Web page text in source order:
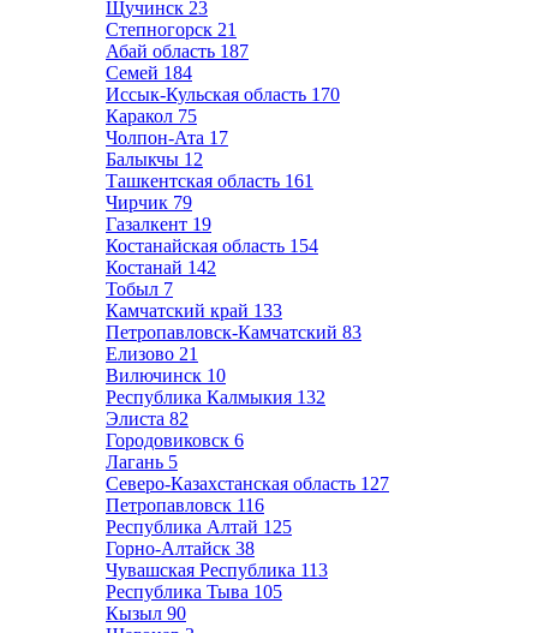
Щучинск 23
Степногорск 21
Абай область 187
Семей 184
Иссык-Кульская область 170
Каракол 75
Чолпон-Ата 17
Балыкчы 12
Ташкентская область 161
Чирчик 79
Газалкент 19
Костанайская область 154
Костанай 142
Тобыл 7
Камчатский край 133
Петропавловск-Камчатский 83
Елизово 21
Вилючинск 10
Республика Калмыкия 132
Элиста 82
Городовиковск 6
Лагань 5
Северо-Казахстанская область 127
Петропавловск 116
Республика Алтай 125
Горно-Алтайск 38
Чувашская Республика 113
Республика Тыва 105
Кызыл 90